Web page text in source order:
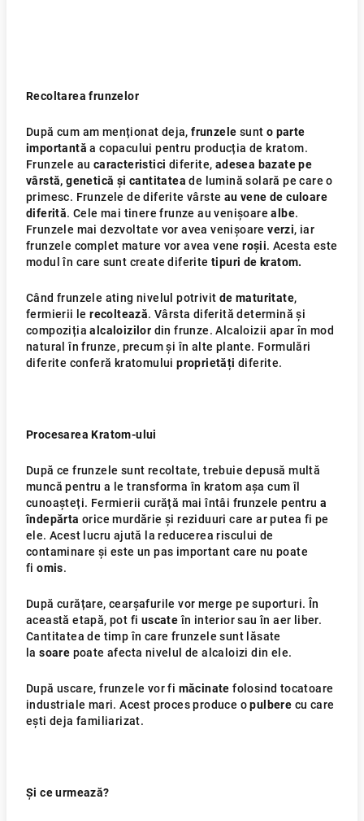
Recoltarea frunzelor
După cum am menționat deja, frunzele sunt o parte
importantă a copacului pentru producția de kratom.
Frunzele au caracteristici diferite, adesea bazate pe
vârstă, genetică și cantitatea de lumină solară pe care o
primesc. Frunzele de diferite vârste au vene de culoare
diferită. Cele mai tinere frunze au venișoare albe.
Frunzele mai dezvoltate vor avea venișoare verzi, iar
frunzele complet mature vor avea vene roșii. Acesta este
modul în care sunt create diferite tipuri de kratom.
Când frunzele ating nivelul potrivit de maturitate,
fermierii le recoltează. Vârsta diferită determină și
compoziția alcaloizilor din frunze. Alcaloizii apar în mod
natural în frunze, precum și în alte plante. Formulări
diferite conferă kratomului proprietăți diferite.
Procesarea Kratom-ului
După ce frunzele sunt recoltate, trebuie depusă multă
muncă pentru a le transforma în kratom așa cum îl
cunoașteți. Fermierii curăță mai întâi frunzele pentru a
îndepărta orice murdărie și reziduuri care ar putea fi pe
ele. Acest lucru ajută la reducerea riscului de
contaminare și este un pas important care nu poate
fi omis.
După curățare, cearșafurile vor merge pe suporturi. În
această etapă, pot fi uscate în interior sau în aer liber.
Cantitatea de timp în care frunzele sunt lăsate
la soare poate afecta nivelul de alcaloizi din ele.
După uscare, frunzele vor fi măcinate folosind tocatoare
industriale mari. Acest proces produce o pulbere cu care
ești deja familiarizat.
Și ce urmează?